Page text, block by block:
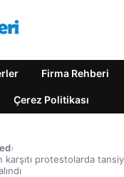
Firma Rehberi
Çerez Politikası
›
karşıtı protestolarda